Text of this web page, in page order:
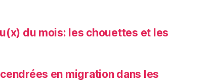
du mois: les chouettes et les
en migration dans les